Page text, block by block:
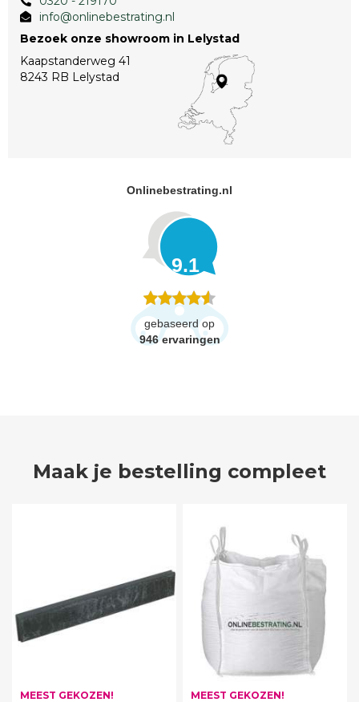
info@onlinebestrating.nl
Bezoek onze showroom in Lelystad
Kaapstanderweg 41
8243 RB Lelystad
Onlinebestrating.nl
9.1
gebaseerd op
946 ervaringen
Maak je bestelling compleet
MEEST GEKOZEN! MEEST GEKOZEN!